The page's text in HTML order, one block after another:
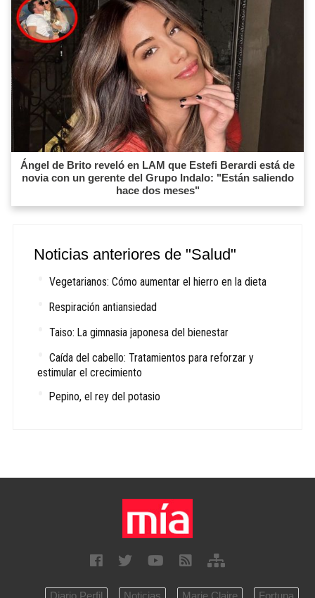
Ángel de Brito reveló en LAM que Estefi Berardi está de
novia con un gerente del Grupo Indalo: "Están saliendo
hace dos meses"
Noticias anteriores de "Salud"
Vegetarianos: Cómo aumentar el hierro en la dieta
Respiración antiansiedad
Taiso: La gimnasia japonesa del bienestar
Caída del cabello: Tratamientos para reforzar y
estimular el crecimiento
Pepino, el rey del potasio
Diario Perfil Noticias Marie Claire Fortuna